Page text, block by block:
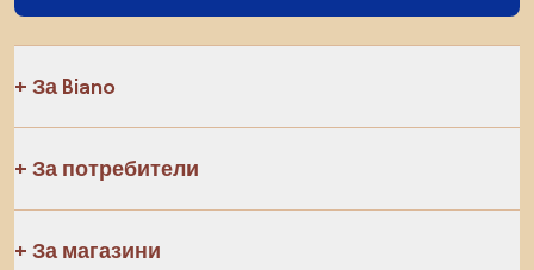
За Biano
За потребители
За магазини